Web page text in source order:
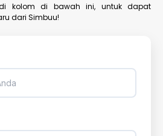
kolom di bawah ini, untuk dapat
dari Simbuu!